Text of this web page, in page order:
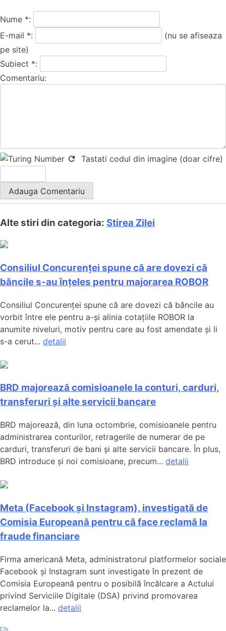
Nume *:
E-mail *:
(nu se afiseaza
pe site)
Subiect *:
Comentariu:
Tastati codul din imagine (doar cifre)
Alte stiri din categoria: Stirea Zilei
Consiliul Concurenței spune că are dovezi că
băncile s-au înțeles pentru majorarea ROBOR
Consiliul Concurenței spune că are dovezi că băncile au
vorbit între ele pentru a-și alinia cotațiile ROBOR la
anumite niveluri, motiv pentru care au fost amendate și li
s-a cerut... detalii
BRD majorează comisioanele la conturi, carduri,
transferuri și alte servicii bancare
BRD majorează, din luna octombrie, comisioanele pentru
administrarea conturilor, retragerile de numerar de pe
carduri, transferuri de bani și alte servicii bancare. În plus,
BRD introduce și noi comisioane, precum... detalii
Meta (Facebook și Instagram), investigată de
Comisia Europeană pentru că face reclamă la
fraude financiare
Firma americană Meta, administratorul platformelor sociale
Facebook și Instagram sunt investigate în prezent de
Comisia Europeană pentru o posibilă încălcare a Actului
privind Serviciile Digitale (DSA) privind promovarea
reclamelor la... detalii